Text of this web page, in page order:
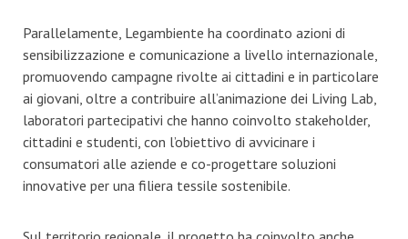
Parallelamente, Legambiente ha coordinato azioni di
sensibilizzazione e comunicazione a livello internazionale,
promuovendo campagne rivolte ai cittadini e in particolare
ai giovani, oltre a contribuire all’animazione dei Living Lab,
laboratori partecipativi che hanno coinvolto stakeholder,
cittadini e studenti, con l’obiettivo di avvicinare i
consumatori alle aziende e co-progettare soluzioni
innovative per una filiera tessile sostenibile.